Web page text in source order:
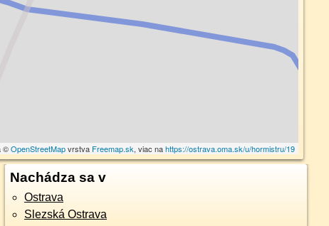
©OpenStreetMapvrstva Freemap.sk, viac nahttps://ostrava.oma.sk/u/hormistru/19
Nachádza sa v
Ostrava
Slezská Ostrava